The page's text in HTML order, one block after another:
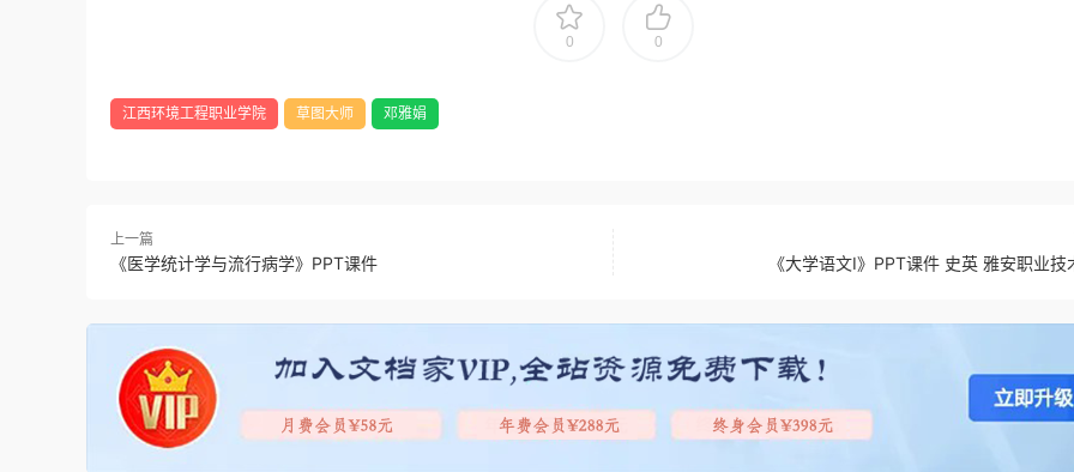
0 0
江西环境工程职业学院 草图大师 邓雅娟
上一篇
《医学统计学与流行病学》PPT课件 《大学语文Ⅰ》PPT课件 史英 雅安职业技